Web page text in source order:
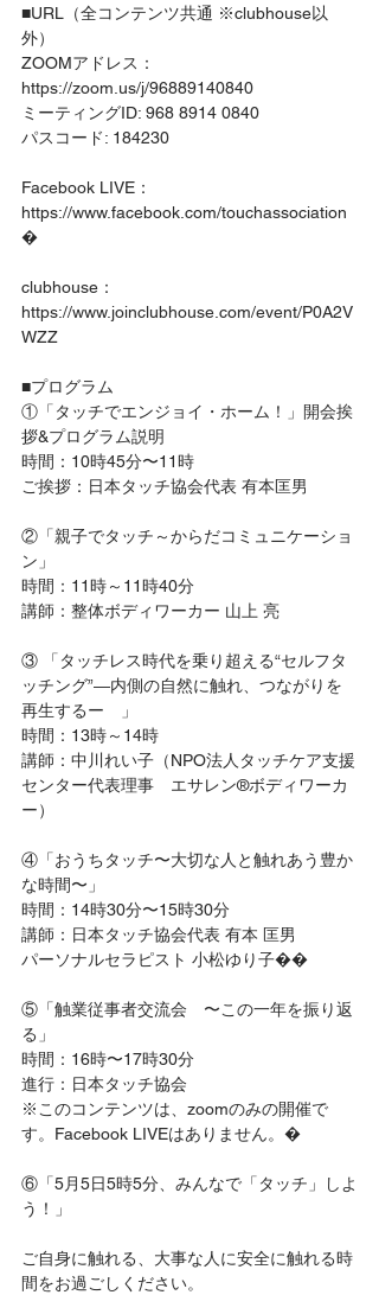
■URL（全コンテンツ共通 ※clubhouse以
外）
ZOOMアドレス：
https://zoom.us/j/96889140840
ミーティングID: 968 8914 0840
パスコード: 184230
Facebook LIVE：
https://www.facebook.com/touchassociation
�
clubhouse：
https://www.joinclubhouse.com/event/P0A2V
WZZ
■プログラム
①「タッチでエンジョイ・ホーム！」開会挨
拶&プログラム説明
時間：10時45分〜11時
ご挨拶：日本タッチ協会代表 有本匡男
②「親子でタッチ～からだコミュニケーショ
ン」
時間：11時～11時40分
講師：整体ボディワーカー 山上 亮
③ 「タッチレス時代を乗り超える“セルフタ
ッチング”―内側の自然に触れ、つながりを
再生するー　」
時間：13時～14時
講師：中川れい子（NPO法人タッチケア支援
センター代表理事　エサレン®ボディワーカ
ー）
④「おうちタッチ〜大切な人と触れあう豊か
な時間〜」
時間：14時30分〜15時30分
講師：日本タッチ協会代表 有本 匡男
パーソナルセラピスト 小松ゆり子��
⑤「触業従事者交流会　〜この一年を振り返
る」
時間：16時〜17時30分
進行：日本タッチ協会
※このコンテンツは、zoomのみの開催で
す。Facebook LIVEはありません。�
⑥「5月5日5時5分、みんなで「タッチ」しよ
う！」
ご自身に触れる、大事な人に安全に触れる時
間をお過ごしください。